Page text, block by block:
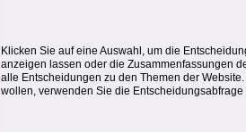
Klicken Sie auf eine Auswahl, um die
anzeigen lassen oder die Zusammenfassungen
alle Entscheidungen zu den Themen der
wollen, verwenden Sie die Entscheidungsabfrage